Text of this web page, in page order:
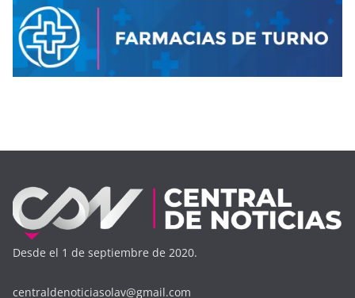
Desde el 1 de septiembre de 2020.
centraldenoticiasolav@gmail.com